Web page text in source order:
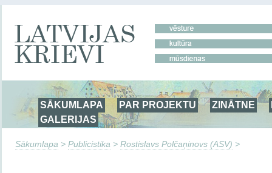
SĀKUMLAPA PAR PROJEKTU ZINĀTNE
GALERIJAS
Sākumlapa > Publicistika > Rostislavs Polčaņinovs (ASV) >